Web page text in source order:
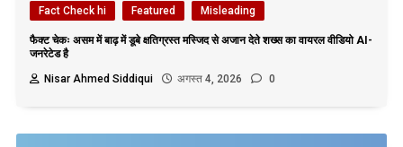
Fact Check hi Featured Misleading
फैक्ट चेकः असम में बाढ़ में डूबे क्षतिग्रस्त मस्जिद से अजान देते शख्स का वायरल वीडियो AI-
जनरेटेड है
Nisar Ahmed Siddiqui
अगस्त 4, 2026 0